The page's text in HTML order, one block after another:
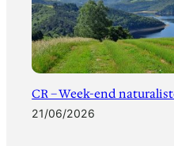
CR – Week-end
21/06/2026